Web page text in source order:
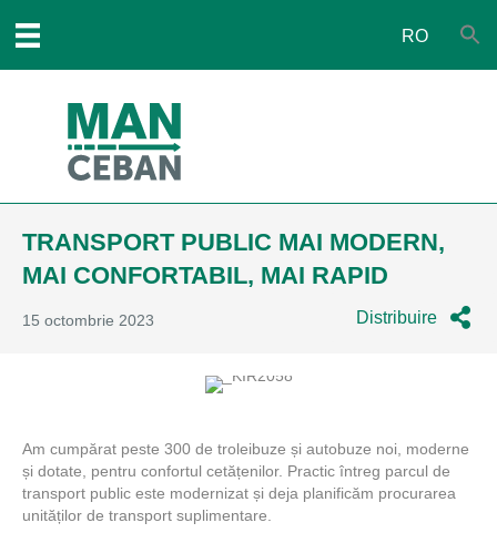
RO
TRANSPORT PUBLIC MAI MODERN,
MAI CONFORTABIL, MAI RAPID
15 octombrie 2023 Distribuire
Am cumpărat peste 300 de troleibuze și autobuze noi, moderne
și dotate, pentru confortul cetățenilor. Practic întreg parcul de
transport public este modernizat și deja planificăm procurarea
unităților de transport suplimentare.